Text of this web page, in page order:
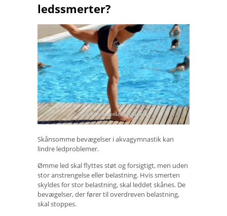
ledssmerter?
Skånsomme bevægelser i akvagymnastik kan
lindre ledproblemer.
Ømme led skal flyttes støt og forsigtigt, men uden
stor anstrengelse eller belastning. Hvis smerten
skyldes for stor belastning, skal leddet skånes. De
bevægelser, der fører til overdreven belastning,
skal stoppes.